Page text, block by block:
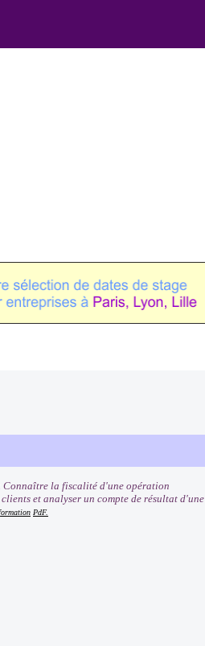
Connaître la fiscalité d'une opération
et analyser un compte de résultat d'une
PdF.